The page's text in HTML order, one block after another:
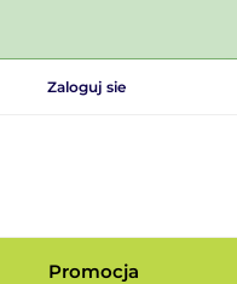
Zaloguj sie
Promocja